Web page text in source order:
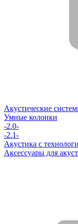
Акустические
Умные колонки
-2.0-
-2.1-
Акустика с
Аксессуары для